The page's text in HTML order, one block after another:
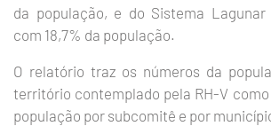
da população, e do Sistema Lagunar
com 18,7% da população.
O relatório traz os números da
território contemplado pela RH-V
população por subcomitê e por